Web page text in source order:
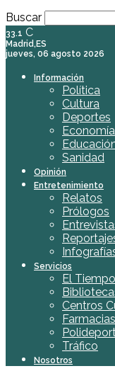
Buscar
33.1 C
Madrid,ES
jueves, 06 agosto 2026
Información
Política
Cultura
Deportes
Economía
Sanidad
Opinión
Entretenimiento
Relatos
Prólogos
Servicios
El Tiempo
Centros
Farmacias
Tráfico
Nosotros